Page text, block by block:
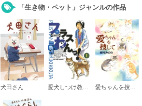
「生き物・ペット」ジャンルの作品
犬田さん